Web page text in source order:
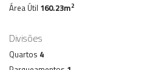
Área Útil 160.23m2
Divisões
Quartos 4